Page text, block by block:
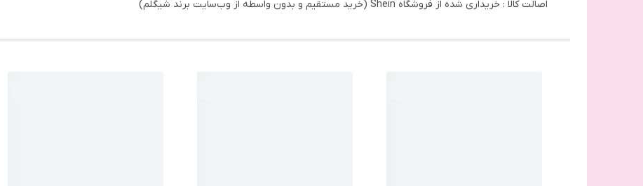
اصالت کالا : خریداری شده از فروشگاه Shein (خرید مستقیم و بدون واسطه از وب‎‌سایت برند شیگلم)